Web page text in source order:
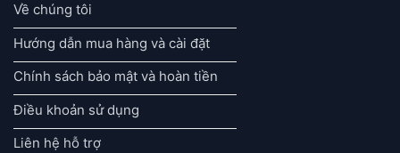
Về chúng tôi
Hướng dẫn mua hàng và cài đặt
Chính sách bảo mật và hoàn tiền
Điều khoản sử dụng
Liên hệ hỗ trợ